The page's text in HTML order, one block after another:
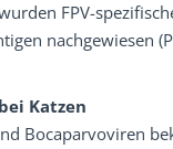
FPV-
nachgewiesen
Katzen
Bocaparvoviren